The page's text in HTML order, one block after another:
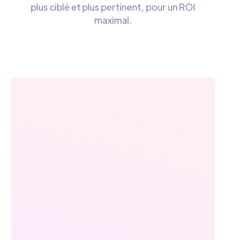
plus ciblé et plus pertinent, pour un ROI
maximal.